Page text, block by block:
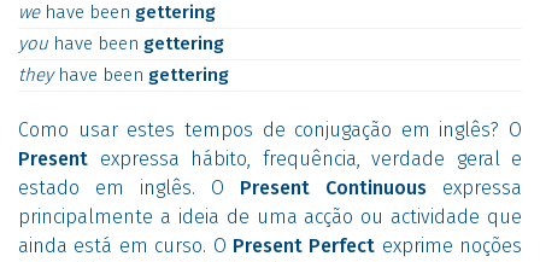
we have been gettering
you have been gettering
they have been gettering
Como usar estes tempos de conjugação em inglês? O
Present expressa hábito, frequência, verdade geral e
estado em inglês. O Present Continuous expressa
principalmente a ideia de uma acção ou actividade que
ainda está em curso. O Present Perfect exprime noções